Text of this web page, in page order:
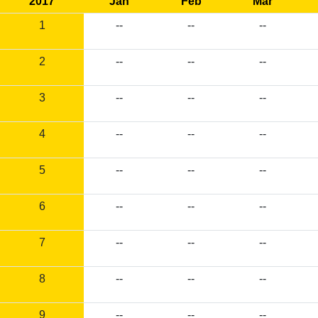
1
-- -- --
2 -- -- --
3 -- -- --
4 -- -- --
5 -- -- --
6 -- -- --
7 -- -- --
8 -- -- --
9 -- -- --